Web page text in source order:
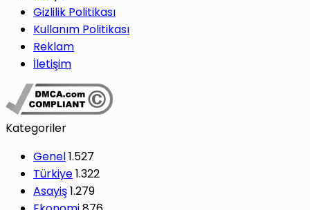
Gizlilik Politikası
Kullanım Politikası
Reklam
İletişim
Kategoriler
Genel1.527
Türkiye1.322
Asayiş1.279